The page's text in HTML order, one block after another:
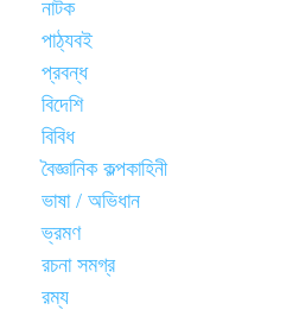
নাটক
পাঠ্যবই
প্রবন্ধ
বিদেশি
বিবিধ
বৈজ্ঞানিক কল্পকাহিনী
ভাষা / অভিধান
ভ্রমণ
রচনা সমগ্র
রম্য